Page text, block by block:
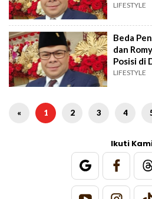
LIFESTYLE
Beda
dan
Posisi di
LIFESTYLE
« 1 2 3 4
Ikuti